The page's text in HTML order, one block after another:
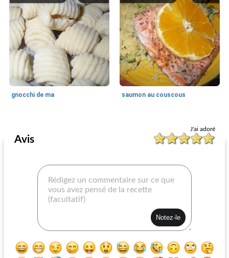
gnocchi de ma saumon au couscous
J'ai adoré
Avis